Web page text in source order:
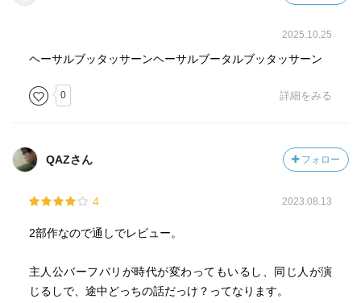
2025.10.25
ヘーサルブッタッサーンヘーサルブータルブッタッサーン
0 詳細をみる
QAZさん フォロー
4 2023.08.13
2部作なので通しでレビュー。
主人公バーフバリが時代が変わってもいるし、同じ人が演
じるしで、途中どっちの話だっけ？ってなります。